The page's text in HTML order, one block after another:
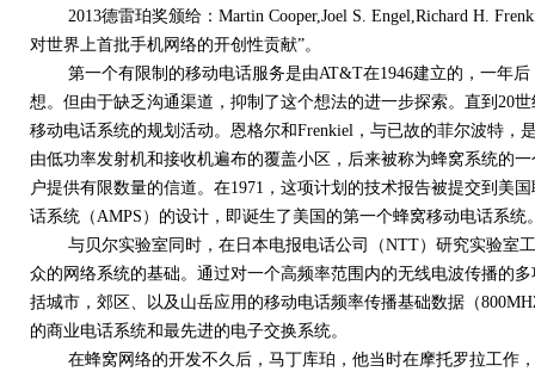
2013德雷珀奖颁给：Martin Cooper,Joel S. Engel,Richard H.
对世界上首批手机网络的开创性贡献”。
第一个有限制的移动电话服务是由AT&T在1946建立的，一年后
想。但由于缺乏沟通渠道，抑制了这个想法的进一步探索。直到20
移动电话系统的规划活动。恩格尔和Frenkiel，与已故的菲尔波特，
由低功率发射机和接收机遍布的覆盖小区，后来被称为蜂窝系统的
户提供有限数量的信道。在1971，这项计划的技术报告被提交到美
话系统（AMPS）的设计，即诞生了美国的第一个蜂窝移动电话系统
与贝尔实验室同时，在日本电报电话公司（NTT）研究实验室工
众的网络系统的基础。通过对一个高频率范围内的无线电波传播的
括城市，郊区、以及山岳应用的移动电话频率传播基础数据（
的商业电话系统和最先进的电子交换系统。
在蜂窝网络的开发不久后，马丁库珀，他当时在摩托罗拉工作，